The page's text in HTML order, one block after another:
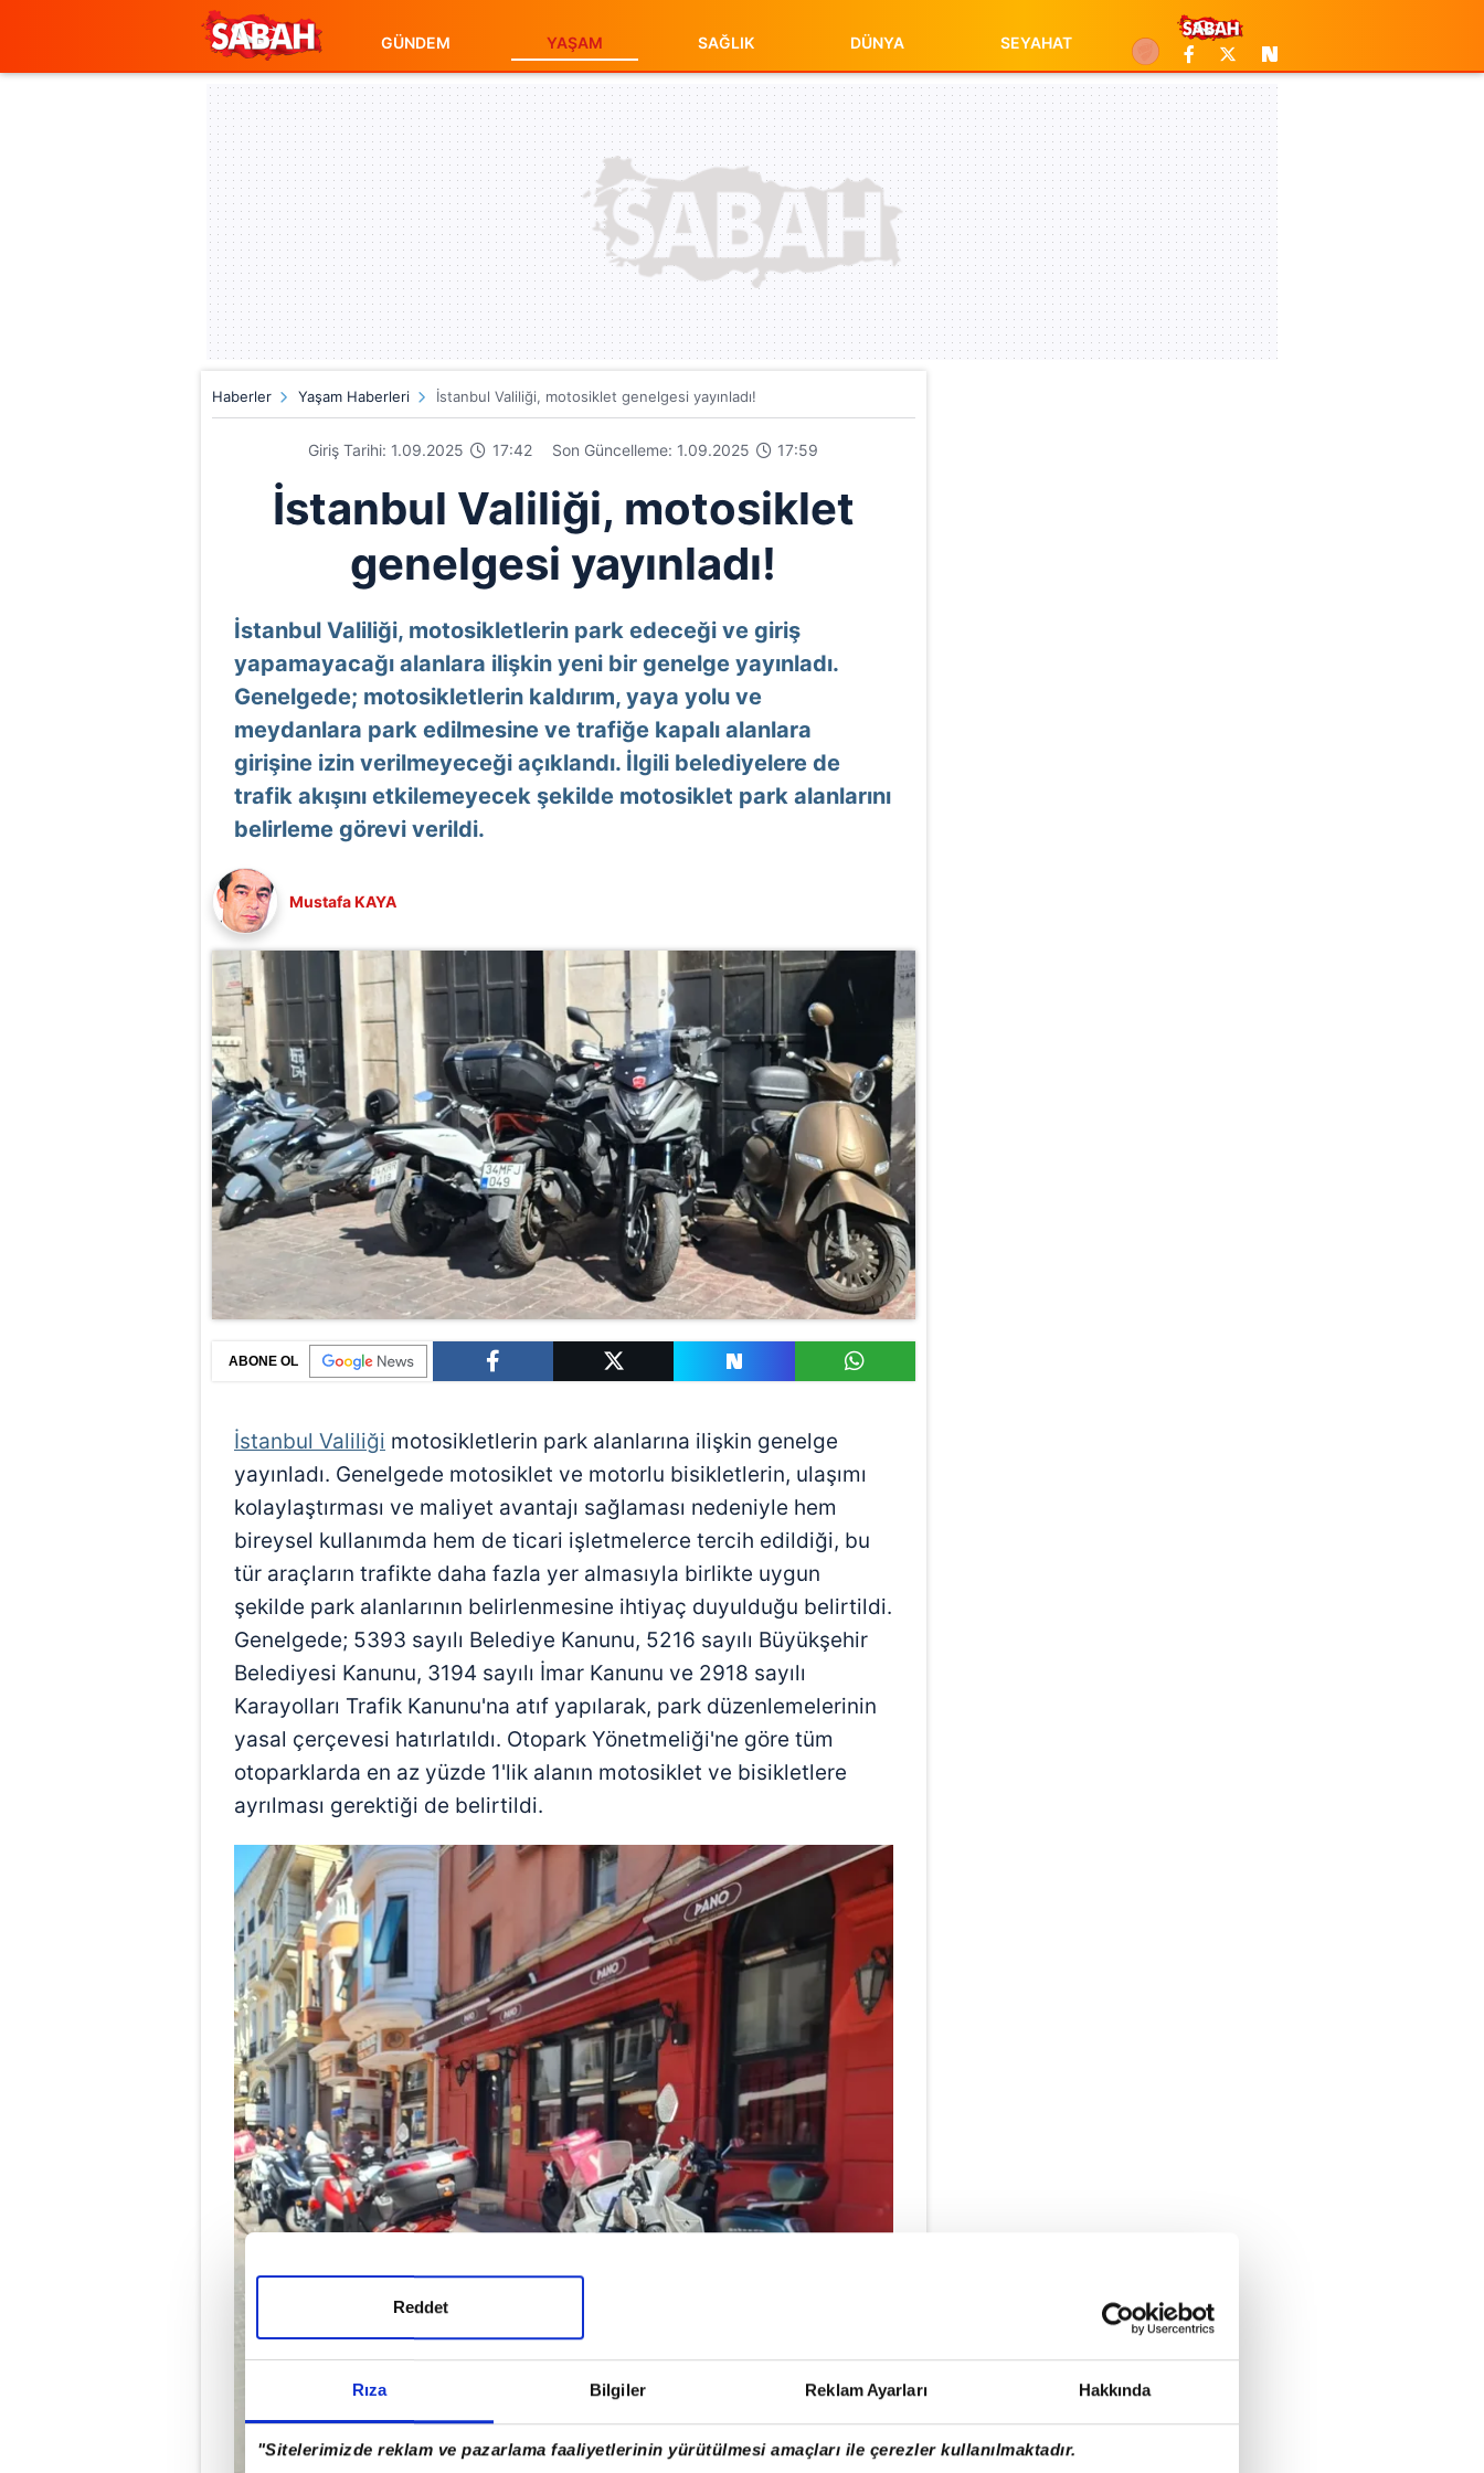
Rıza Bilgiler Reklam Ayarları Hakkında
"Sitelerimizde reklam ve pazarlama faaliyetlerinin yürütülmesi amaçları ile çerezler kullanılmaktadır.
Reddet
GÜNDEM YAŞAM SAĞLIK DÜNYA SEYAHAT
Haberler Yaşam Haberleri İstanbul Valiliği, motosiklet genelgesi yayınladı!
Giriş Tarihi: 1.09.2025 17:42 Son Güncelleme: 1.09.2025 17:59
İstanbul Valiliği, motosiklet
genelgesi yayınladı!
İstanbul Valiliği, motosikletlerin park edeceği ve giriş
yapamayacağı alanlara ilişkin yeni bir genelge yayınladı.
Genelgede; motosikletlerin kaldırım, yaya yolu ve
meydanlara park edilmesine ve trafiğe kapalı alanlara
girişine izin verilmeyeceği açıklandı. İlgili belediyelere de
trafik akışını etkilemeyecek şekilde motosiklet park alanlarını
belirleme görevi verildi.
Mustafa KAYA
ABONE OL
İstanbul Valiliği motosikletlerin park alanlarına ilişkin genelge
yayınladı. Genelgede motosiklet ve motorlu bisikletlerin, ulaşımı
kolaylaştırması ve maliyet avantajı sağlaması nedeniyle hem
bireysel kullanımda hem de ticari işletmelerce tercih edildiği, bu
tür araçların trafikte daha fazla yer almasıyla birlikte uygun
şekilde park alanlarının belirlenmesine ihtiyaç duyulduğu belirtildi.
Genelgede; 5393 sayılı Belediye Kanunu, 5216 sayılı Büyükşehir
Belediyesi Kanunu, 3194 sayılı İmar Kanunu ve 2918 sayılı
Karayolları Trafik Kanunu'na atıf yapılarak, park düzenlemelerinin
yasal çerçevesi hatırlatıldı. Otopark Yönetmeliği'ne göre tüm
otoparklarda en az yüzde 1'lik alanın motosiklet ve bisikletlere
ayrılması gerektiği de belirtildi.